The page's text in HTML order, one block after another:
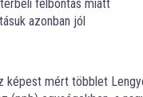
felbontás miatt
azonban jól
mért többlet